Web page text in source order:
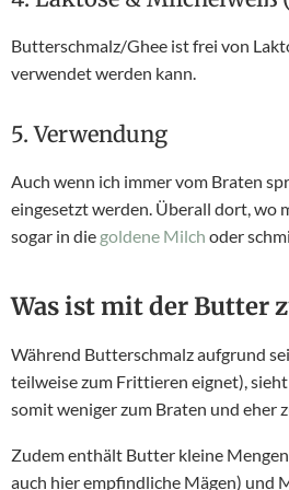
Butterschmalz/Ghee ist frei von
verwendet werden kann.
5. Verwendung
Auch wenn ich immer vom Braten
eingesetzt werden. Überall dort, wo
sogar in die goldene Milch oder
Was ist mit der Butter
Während Butterschmalz aufgrund
teilweise zum Frittieren eignet),
somit weniger zum Braten und eher
Zudem enthält Butter kleine
auch hier empfindliche Mägen) und